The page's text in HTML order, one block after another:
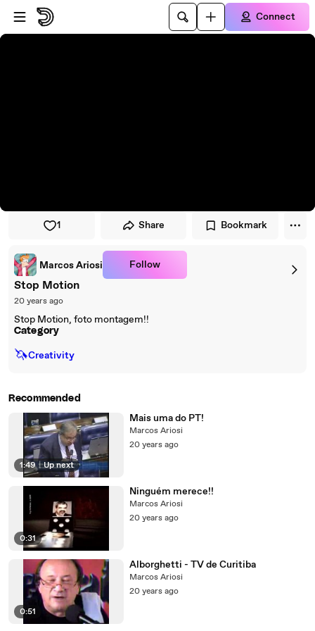
Skip to player
Skip to main content
Connect
1 Share Bookmark
Marcos Ariosi Follow
Stop Motion
20 years ago
Stop Motion, foto montagem!!
Category
🦄Creativity
Recommended
1:49 | Up next
Mais uma do PT!
Marcos Ariosi
20 years ago
0:31
Ninguém merece!!
Marcos Ariosi
20 years ago
0:51
Alborghetti - TV de Curitiba
Marcos Ariosi
20 years ago